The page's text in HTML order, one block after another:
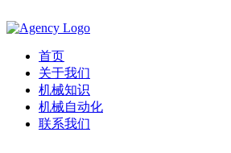
首页
关于我们
机械知识
机械自动化
联系我们